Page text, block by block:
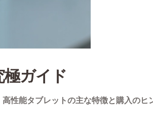
極ガイド
性能タブレットの主な特徴と購入の